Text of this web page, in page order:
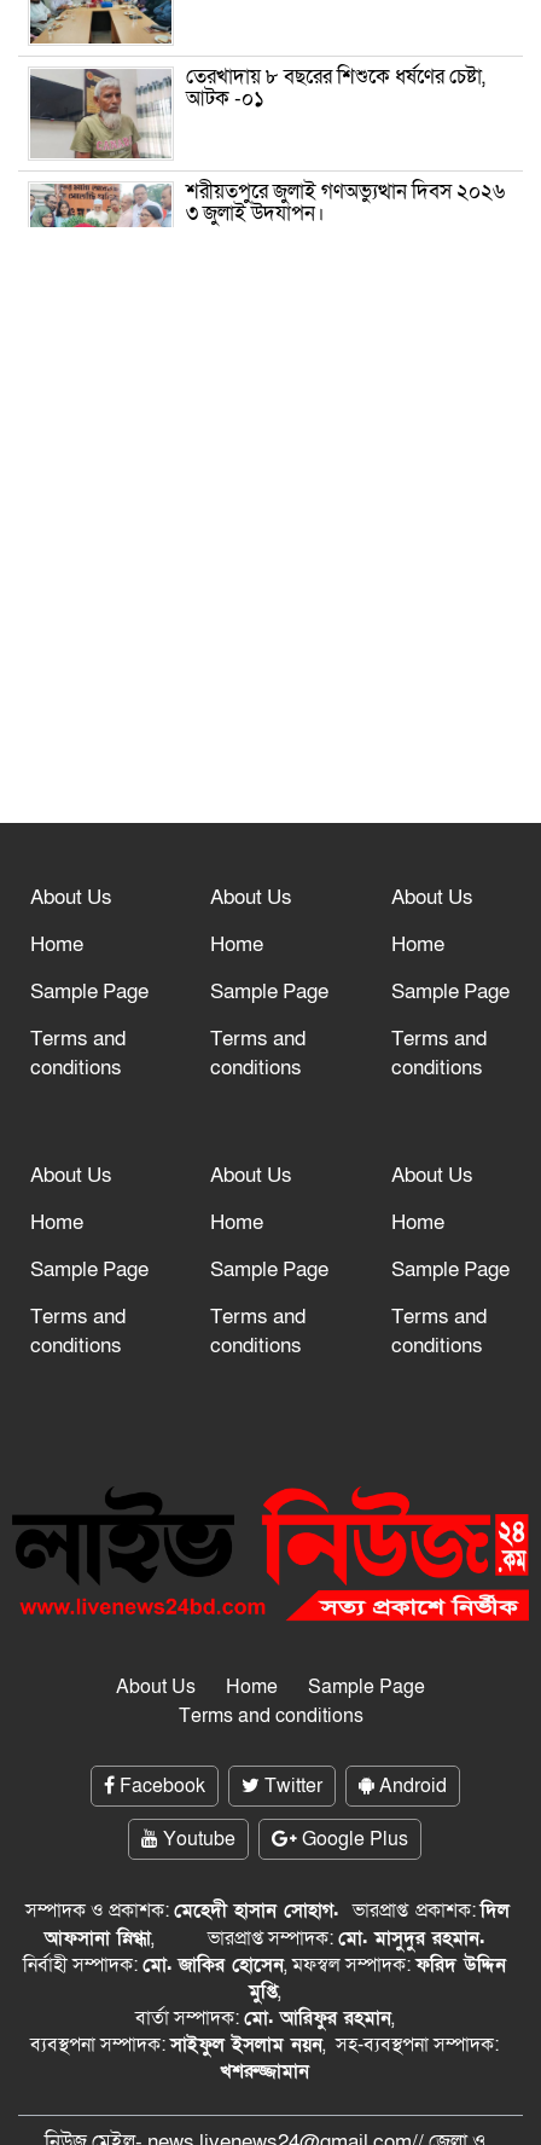
তেরখাদায় ৮ বছরের শিশুকে ধর্ষণের চেষ্টা,
আটক -০১
শরীয়তপুরে জুলাই গণঅভ্যুত্থান দিবস ২০২৬
৩ জুলাই উদযাপন।
“অসহযোগ” আন্দোলনের হুমকি
দরজা খোলা রেখেছেন
About Us
Home
Sample Page
Terms and
conditions
About Us
Home
Sample Page
Terms and
conditions
About Us
Home
Sample Page
Terms and
conditions
About Us
Home
Sample Page
Terms and
conditions
About Us
Home
Sample Page
Terms and
conditions
About Us
Home
Sample Page
Terms and
conditions
About Us Home
Sample Page
Terms and conditions
Facebook Twitter
Android
Youtube
Google Plus
সম্পাদক ও প্রকাশক:মেহেদী হাসান সোহাগ.ভারপ্রাপ্ত প্রকাশক:দিল
আফসানা স্নিগ্ধা, ভারপ্রাপ্ত সম্পাদক:মো. মাসুদুর রহমান.
নির্বাহী সম্পাদক:মো. জাকির হোসেন, মফস্বল সম্পাদক:ফরিদ উদ্দিন
মুপ্তি,
বার্তা সম্পাদক:মো. আরিফুর রহমান,
ব্যবস্থপনা সম্পাদক:সাইফুল ইসলাম নয়ন, সহ-ব্যবস্থপনা সম্পাদক:
খশরুজ্জামান